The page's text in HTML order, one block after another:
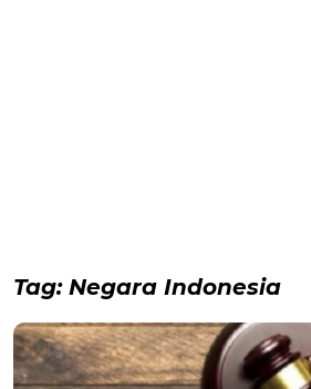
Tag: Negara Indonesia